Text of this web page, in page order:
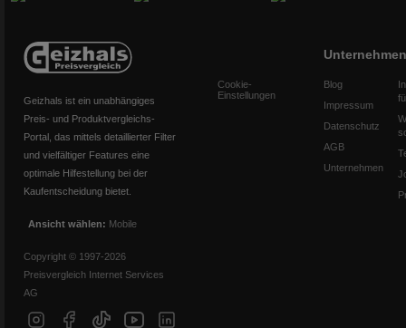
Geizhals ist ein unabhängiges
Preis- und Produktvergleichs-
Portal, das mittels detaillierter Filter
und vielfältiger Features eine
optimale Hilfestellung bei der
Kaufentscheidung bietet.
Ansicht wählen: Mobile
Copyright © 1997-2026
Preisvergleich Internet Services
AG
Cookie-
Einstellungen
Unternehmen
Blog
Impressum
Datenschutz
AGB
Unternehmen